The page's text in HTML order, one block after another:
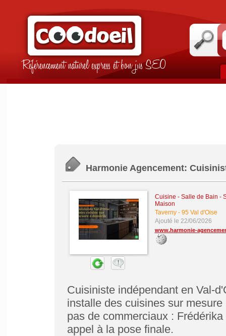
Référencement naturel express et bon jus SEO
Harmonie Agencement:
Cuisine - Salle de Bain -
Maison
Taverny- 95 Val d'Oise
Ajouté le 22/06/2026
www.harmonie-
Cuisiniste indépendant en Val-
installe des cuisines sur
pas de commerciaux :
appel à la pose finale.